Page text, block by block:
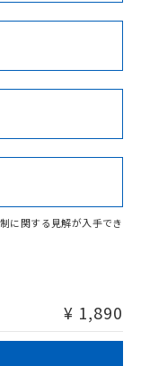
Cr(VI)
ます。
に関する見解が入手でき
¥ 1,890